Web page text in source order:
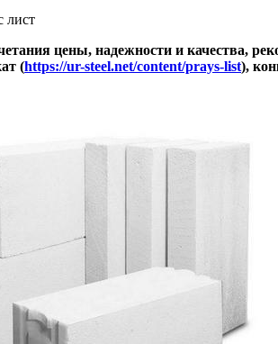
цены, надежности и качества,
(https://ur-steel.net/content/prays-list),